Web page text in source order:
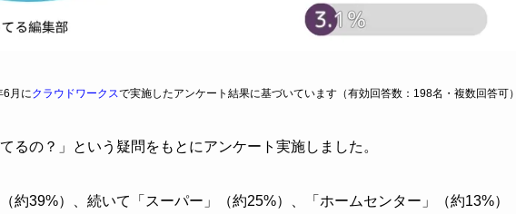
6月にクラウドワークスで実施したアンケート結果に基づいています（有効回答数：198名・複数回答可
るの？」という疑問をもとにアンケート実施しました。
約39%）、続いて「スーパー」（約25%）、「ホームセンター」（約13%）